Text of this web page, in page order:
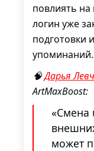
повлиять на
логин уже
подготовки
упоминаний.
🧠Дарья
ArtMaxBoost:
«Смена
может